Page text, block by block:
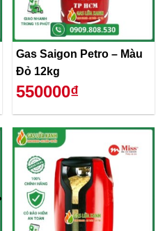
Gas Saigon Petro – Màu
Đỏ 12kg
550000₫